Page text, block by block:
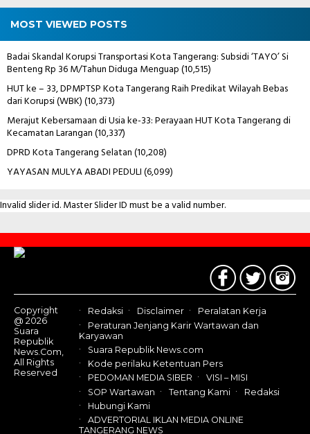
MOST VIEWED POSTS
Badai Skandal Korupsi Transportasi Kota Tangerang: Subsidi ‘TAYO’ Si
Benteng Rp 36 M/Tahun Diduga Menguap(10,515)
HUT ke – 33, DPMPTSP Kota Tangerang Raih Predikat Wilayah Bebas
dari Korupsi (WBK)(10,373)
Merajut Kebersamaan di Usia ke-33: Perayaan HUT Kota Tangerang di
Kecamatan Larangan(10,337)
DPRD Kota Tangerang Selatan(10,208)
YAYASAN MULYA ABADI PEDULI(6,099)
Invalid slider id. Master Slider ID must be a valid number.
Contact
Us
Copyright
@ 2026
Suara
Republik
News.Com,
All Rights
Reserved
Redaksi Disclaimer
Peralatan Kerja
Peraturan Jenjang Karir Wartawan dan
Karyawan
Suara Republik News.com
Kode perilaku Ketentuan Pers
PEDOMAN MEDIA SIBER
VISI – MISI
SOP Wartawan
Tentang Kami
Redaksi
Hubungi Kami
ADVERTORIAL IKLAN MEDIA ONLINE
TANGERANG NEWS